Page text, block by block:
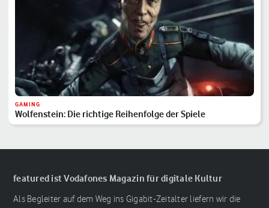
GAMING
Wolfenstein: Die richtige Reihenfolge der Spiele
featured ist Vodafones Magazin für digitale Kultur
Als Begleiter auf dem Weg ins Gigabit-Zeitalter liefern wir die